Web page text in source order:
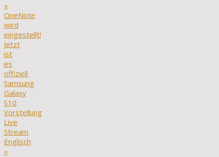
«
OneNote
wird
eingestellt!
Jetzt
ist
es
offiziell
Samsung
Galaxy
S10
Vorstellung
Live
Stream
Englisch
»